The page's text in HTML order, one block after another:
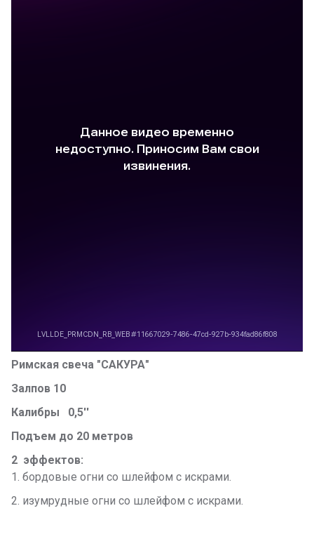
Римская свеча "САКУРА"
Залпов 10
Калибры 0,5''
Подъем до 20 метров
2 эффектов:
1. бордовые огни со шлейфом с искрами.
2. изумрудные огни со шлейфом с искрами.